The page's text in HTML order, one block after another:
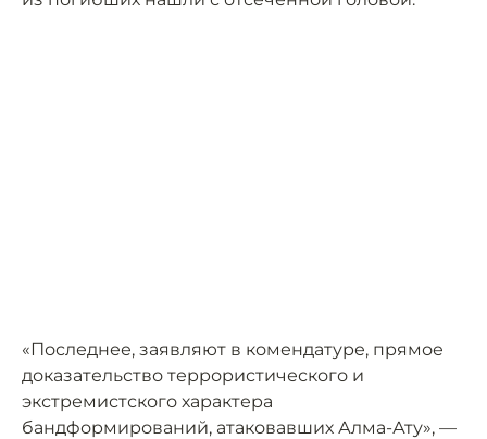
«Последнее, заявляют в комендатуре, прямое
доказательство террористического и
экстремистского характера
бандформирований, атаковавших Алма-Ату», —